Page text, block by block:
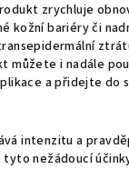
zrychluje
kožní bariéry či
můžete i nadále
a přidejte do
intenzitu a
nežádoucí